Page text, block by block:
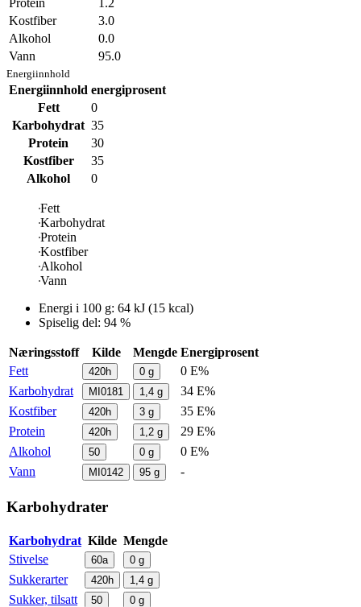
Protein
1.2
Kostfiber
3.0
Alkohol
0.0
Vann
95.0
Energiinnhold
Energiinnhold energiprosent
Fett
0
Karbohydrat 35
Protein
30
Kostfiber
35
Alkohol
0
Fett
Karbohydrat
Protein
Kostfiber
Alkohol
Vann
Energi i 100 g: 64 kJ (15 kcal)
Spiselig del: 94 %
Næringsstoff Kilde Mengde Energiprosent
Fett
420h 0 g
0 E%
Karbohydrat
MI0181 1,4 g
34 E%
Kostfiber
420h 3 g
35 E%
Protein
420h 1,2 g
29 E%
Alkohol
50 0 g
0 E%
Vann
MI0142 95 g -
Karbohydrater
Karbohydrat Kilde Mengde
Stivelse
60a 0 g
Sukkerarter 420h 1,4 g
Sukker, tilsatt 50 0 g